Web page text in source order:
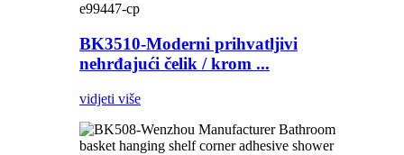
e99447-cp
BK3510-Moderni prihvatljivi
nehrđajući čelik / krom ...
vidjeti više